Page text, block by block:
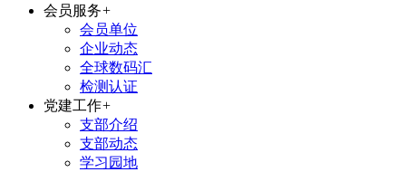
会员服务+
会员单位
企业动态
全球数码汇
检测认证
党建工作+
支部介绍
支部动态
学习园地